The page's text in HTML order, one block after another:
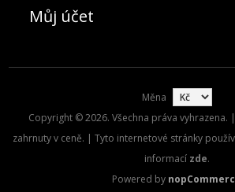
Můj účet
Měna
Copyright © 2026. Všechna práva vyhrazena.
zahrnuty v ceně. | Tyto internetové stránky
informací zde.
Powered by